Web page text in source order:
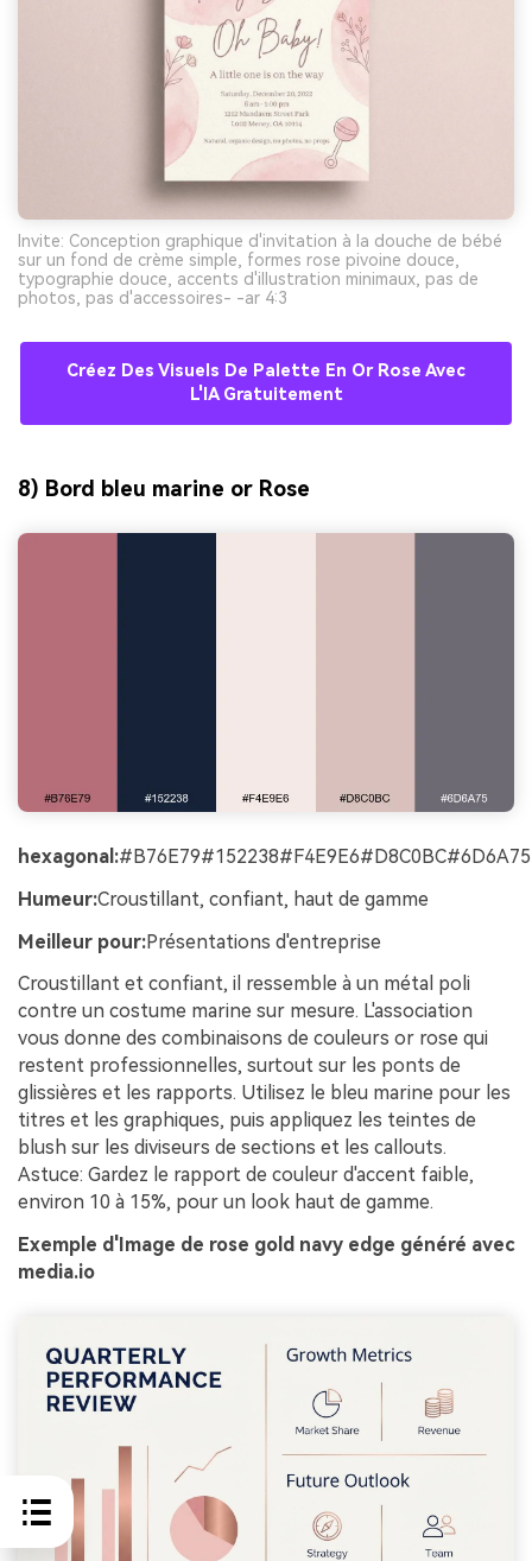
Invite: Conception graphique d'invitation à la douche de bébé
sur un fond de crème simple, formes rose pivoine douce,
typographie douce, accents d'illustration minimaux, pas de
photos, pas d'accessoires- -ar 4:3
Créez Des Visuels De Palette En Or Rose Avec
L'IA Gratuitement
8) Bord bleu marine or Rose
hexagonal:#B76E79#152238#F4E9E6#D8C0BC#6D6A75
Humeur:Croustillant, confiant, haut de gamme
Meilleur pour:Présentations d'entreprise
Croustillant et confiant, il ressemble à un métal poli
contre un costume marine sur mesure. L'association
vous donne des combinaisons de couleurs or rose qui
restent professionnelles, surtout sur les ponts de
glissières et les rapports. Utilisez le bleu marine pour les
titres et les graphiques, puis appliquez les teintes de
blush sur les diviseurs de sections et les callouts.
Astuce: Gardez le rapport de couleur d'accent faible,
environ 10 à 15%, pour un look haut de gamme.
Exemple d'Image de rose gold navy edge généré avec
media.io